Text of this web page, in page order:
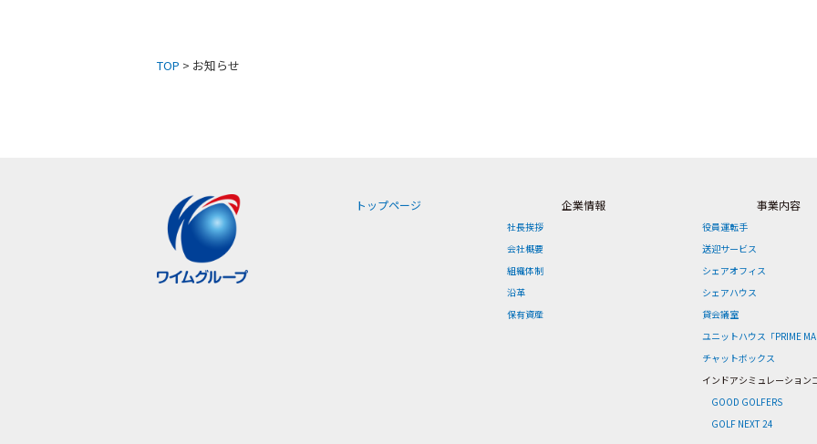
TOP > お知らせ
トップページ 企業情報
社長挨拶
会社概要
組織体制
沿革
保有資産
事業内容
役員運転手
送迎サービス
シェアオフィス
シェアハウス
貸会議室
ユニットハウス「PRIME
チャットボックス
インドアシミュレーション
GOOD GOLFERS
GOLF NEXT 24